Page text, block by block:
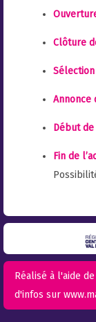
Clôture
Annonce
Début de
Fin de
Réalisé à l'aide
d'infos sur